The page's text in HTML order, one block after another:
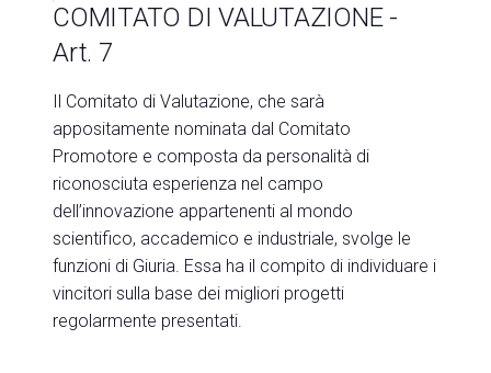
COMITATO DI VALUTAZIONE -
Art. 7
Il Comitato di Valutazione, che sarà
appositamente nominata dal Comitato
Promotore e composta da personalità di
riconosciuta esperienza nel campo
dell’innovazione appartenenti al mondo
scientifico, accademico e industriale, svolge le
funzioni di Giuria. Essa ha il compito di individuare i
vincitori sulla base dei migliori progetti
regolarmente presentati. ​